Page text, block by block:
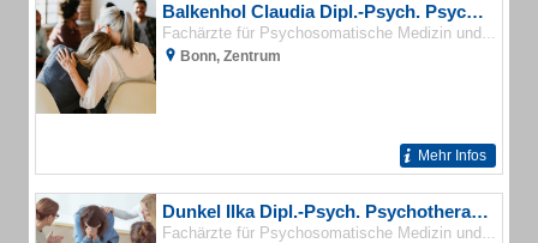
Balkenhol Claudia Dipl.-Psych. Psychotherapeutische Praxis für Verhaltenstherapie
Fachärzte für Psychosomatische Medizin und Psychotherapie
Bonn, Zentrum
Mehr Infos
Dunkel Ilka Dipl.-Psych. Psychotherapeutische Praxis für Verhaltenstherapie
Fachärzte für Psychosomatische Medizin und Psychotherapie